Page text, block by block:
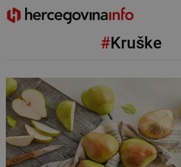
#Kruške